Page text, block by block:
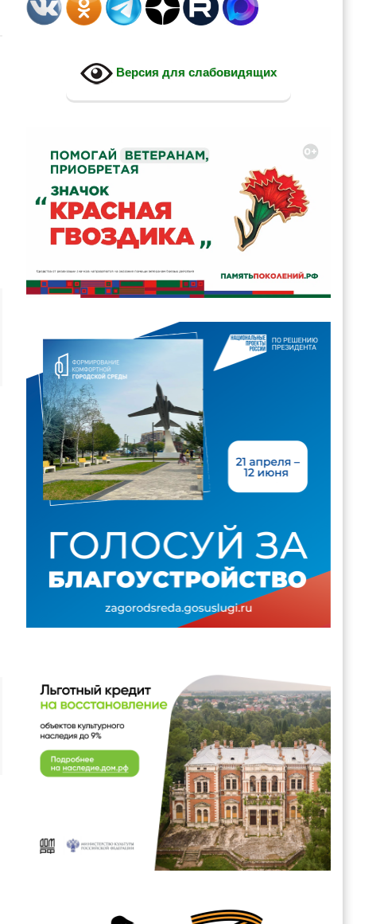
Версия для слабовидящих